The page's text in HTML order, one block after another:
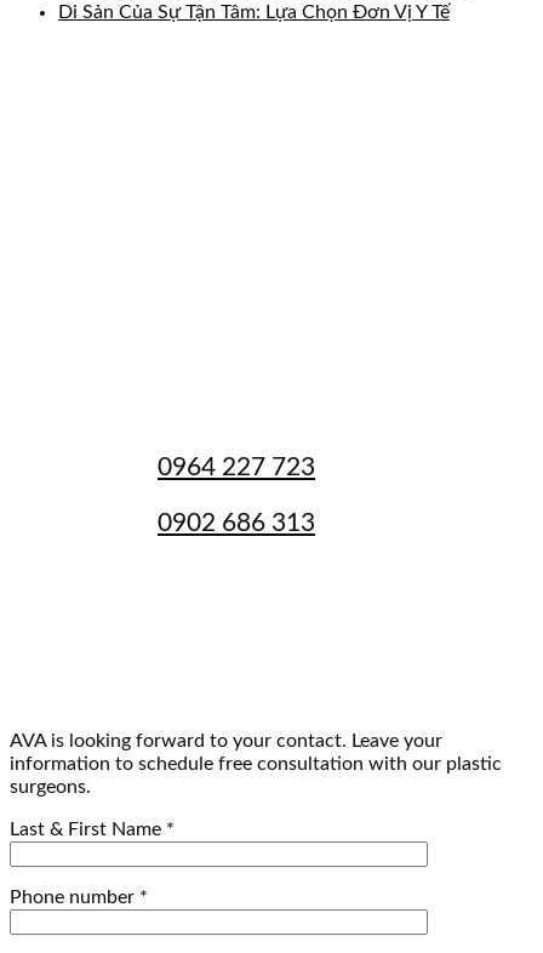
Di Sản Của Sự Tận Tâm: Lựa Chọn Đơn Vị Y Tế
0964 227 723
0902 686 313
AVA is looking forward to your contact. Leave your
information to schedule free consultation with our plastic
surgeons.
Last & First Name *
Phone number *